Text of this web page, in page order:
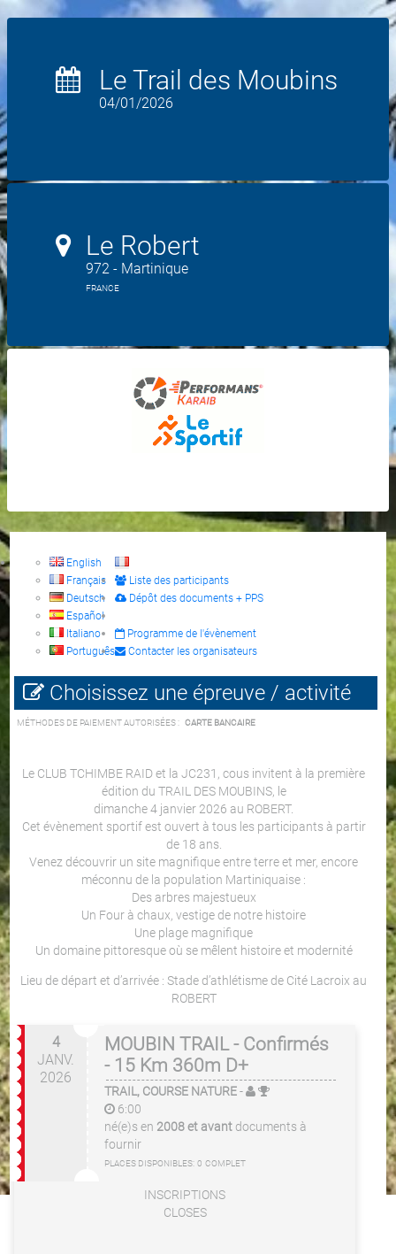
Le Trail des Moubins
04/01/2026
Le Robert
972 - Martinique
FRANCE
English
Français
Deutsch
Español
Italiano
Português
Liste des participants
Dépôt des documents + PPS
Programme de l'évènement
Contacter les organisateurs
Choisissez une épreuve / activité
MÉTHODES DE PAIEMENT AUTORISÉES : CARTE BANCAIRE
Le CLUB TCHIMBE RAID et la JC231, cous invitent à la première
édition du TRAIL DES MOUBINS, le
dimanche 4 janvier 2026 au ROBERT.
Cet évènement sportif est ouvert à tous les participants à partir
de 18 ans.
Venez découvrir un site magnifique entre terre et mer, encore
méconnu de la population Martiniquaise :
Des arbres majestueux
Un Four à chaux, vestige de notre histoire
Une plage magnifique
Un domaine pittoresque où se mêlent histoire et modernité
Lieu de départ et d’arrivée : Stade d’athlétisme de Cité Lacroix au
ROBERT
4
JANV.
2026
MOUBIN TRAIL - Confirmés
- 15 Km 360m D+
TRAIL, COURSE NATURE-
6:00
né(e)s en 2008 et avant documents à
fournir
PLACES DISPONIBLES: 0 COMPLET
INSCRIPTIONS
CLOSES